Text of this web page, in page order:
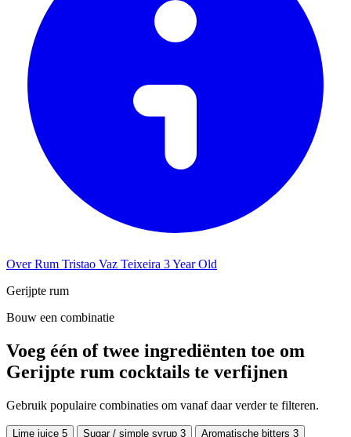
Over Rum Tristao Vaz Teixeira 3 Year Old
Gerijpte rum
Bouw een combinatie
Voeg één of twee ingrediënten toe om
Gerijpte rum cocktails te verfijnen
Gebruik populaire combinaties om vanaf daar verder te filteren.
Lime juice 5 Sugar / simple syrup 3 Aromatische bitters 3